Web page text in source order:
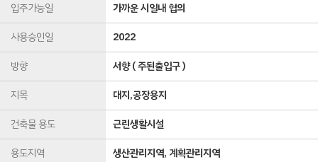
입주가능일
가까운 시일내 협의
사용승인일
2022
방향
서향 ( 주된출입구 )
지목
대지,공장용지
건축물 용도
근린생활시설
용도지역
생산관리지역, 계획관리지역